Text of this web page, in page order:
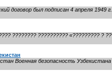
договор был подписан 4 апреля 1949
???????? ?????????? «????????? ?
Военная безопасность